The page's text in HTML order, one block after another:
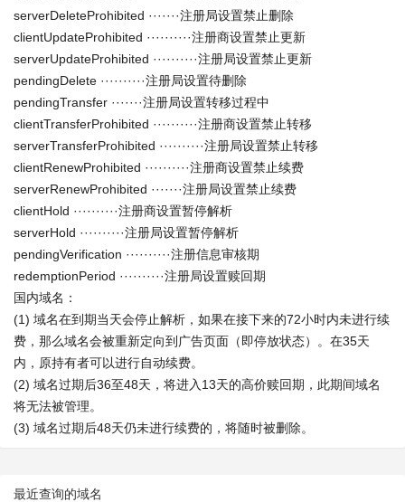
serverDeleteProhibited ·······注册局设置禁止删除
clientUpdateProhibited ··········注册商设置禁止更新
serverUpdateProhibited ··········注册局设置禁止更新
pendingDelete ··········注册局设置待删除
pendingTransfer ·······注册局设置转移过程中
clientTransferProhibited ··········注册商设置禁止转移
serverTransferProhibited ··········注册局设置禁止转移
clientRenewProhibited ··········注册商设置禁止续费
serverRenewProhibited ·······注册局设置禁止续费
clientHold ··········注册商设置暂停解析
serverHold ··········注册局设置暂停解析
pendingVerification ··········注册信息审核期
redemptionPeriod ··········注册局设置赎回期
国内域名：
(1) 域名在到期当天会停止解析，如果在接下来的72小时内未进行续
费，那么域名会被重新定向到广告页面（即停放状态）。在35天
内，原持有者可以进行自动续费。
(2) 域名过期后36至48天，将进入13天的高价赎回期，此期间域名
将无法被管理。
(3) 域名过期后48天仍未进行续费的，将随时被删除。
最近查询的域名